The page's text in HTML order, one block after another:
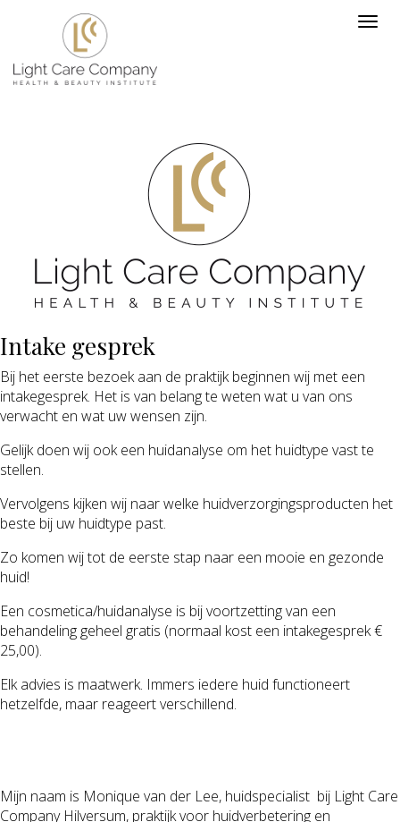
Intake gesprek
Bij het eerste bezoek aan de praktijk beginnen wij met een
intakegesprek. Het is van belang te weten wat u van ons
verwacht en wat uw wensen zijn.
Gelijk doen wij ook een huidanalyse om het huidtype vast te
stellen.
Vervolgens kijken wij naar welke huidverzorgingsproducten het
beste bij uw huidtype past.
Zo komen wij tot de eerste stap naar een mooie en gezonde
huid!
Een cosmetica/huidanalyse is bij voortzetting van een
behandeling geheel gratis (normaal kost een intakegesprek €
25,00).
Elk advies is maatwerk. Immers iedere huid functioneert
hetzelfde, maar reageert verschillend.
Mijn naam is Monique van der Lee, huidspecialist bij Light Care
Company Hilversum, praktijk voor huidverbetering en